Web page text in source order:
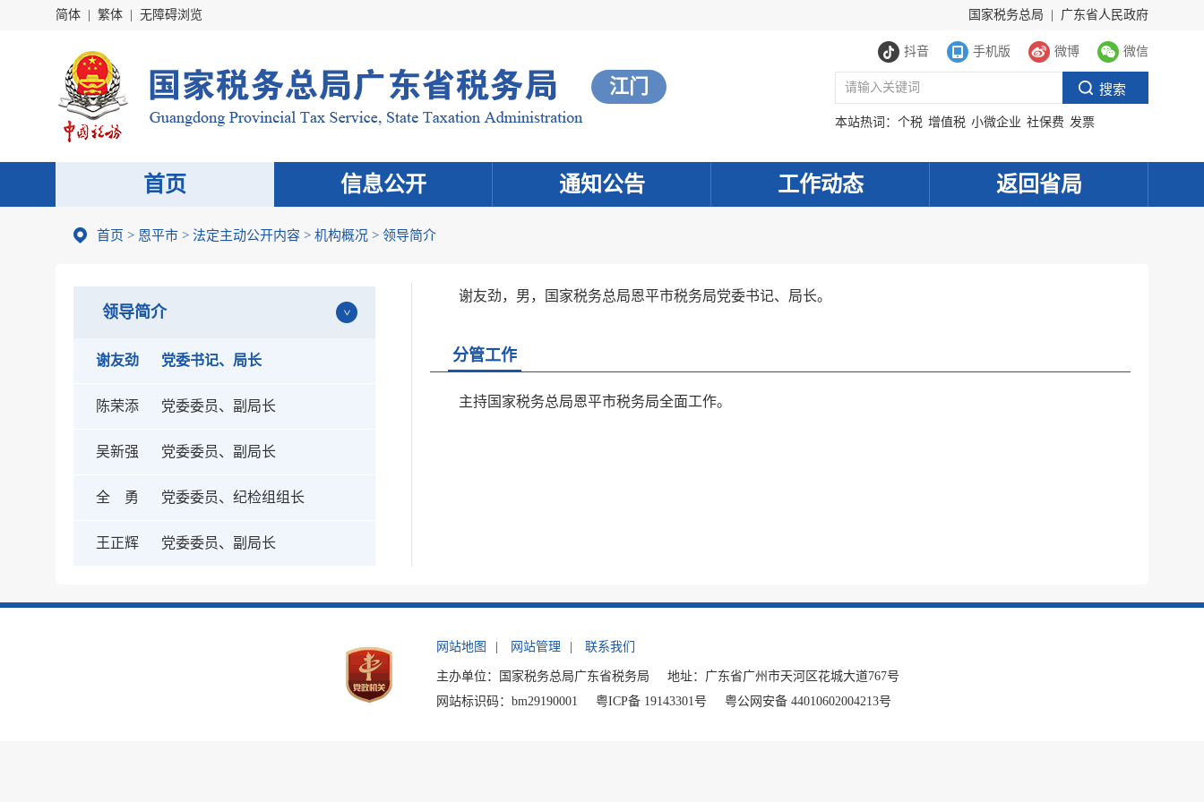
简体 繁体 无障碍浏览 国家税务总局 广东省人民政府
抖音 手机版 微博 微信
江门
本站热词： 个税 增值税 小微企业 社保费 发票
首页 信息公开 通知公告 工作动态 返回省局
首页 > 恩平市 > 法定主动公开内容 > 机构概况 > 领导简介
领导简介
谢友劲 党委书记、局长
陈荣添 党委委员、副局长
吴新强 党委委员、副局长
全 勇 党委委员、纪检组组长
王正辉 党委委员、副局长
谢友劲，男，国家税务总局恩平市税务局党委书记、局长。
分管工作
主持国家税务总局恩平市税务局全面工作。
网站地图 网站管理 联系我们
主办单位：国家税务总局广东省税务局
地址：广东省广州市天河区花城大道767号
网站标识码：bm29190001
粤ICP备 19143301号 粤公网安备 44010602004213号